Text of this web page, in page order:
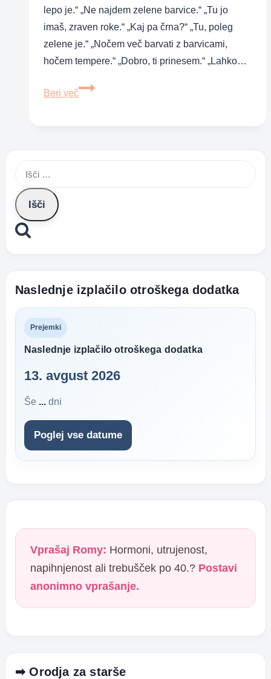
lepo je.“ „Ne najdem zelene barvice.“ „Tu jo
imaš, zraven roke.“ „Kaj pa črna?“ „Tu, poleg
zelene je.“ „Nočem več barvati z barvicami,
hočem tempere.“ „Dobro, ti prinesem.“ „Lahko…
Beri več
Kako
Išči:
Naslednje izplačilo otroškega dodatka
Prejemki
Naslednje izplačilo otroškega dodatka
13. avgust 2026
Še ... dni
Poglej vse datume
Vprašaj Romy: Hormoni, utrujenost,
napihnjenost ali trebušček po 40.? Postavi
anonimno vprašanje.
➡ Orodja za starše